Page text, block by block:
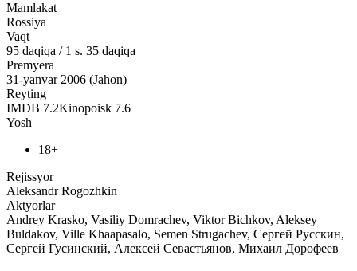
Mamlakat
Rossiya
Vaqt
95 daqiqa / 1 s. 35 daqiqa
Premyera
31-yanvar 2006 (Jahon)
Reyting
IMDB 7.2Kinopoisk 7.6
Yosh
18+
Rejissyor
Aleksandr Rogozhkin
Aktyorlar
Andrey Krasko, Vasiliy Domrachev, Viktor Bichkov, Aleksey
Buldakov, Ville Khaapasalo, Semen Strugachev, Сергей Русскин,
Сергей Гусинский, Алексей Севастьянов, Михаил Дорофеев